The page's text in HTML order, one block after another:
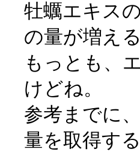
牡蠣エキス
の量が増え
もっとも、
けどね。
参考までに
量を取得す